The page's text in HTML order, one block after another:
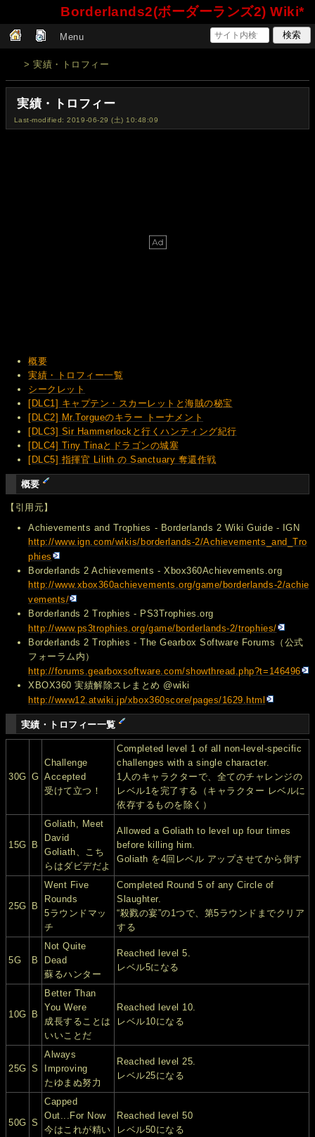
Borderlands2(ボーダーランズ2) Wiki*
Menu
> 実績・トロフィー
実績・トロフィー
Last-modified: 2019-06-29 (土) 10:48:09
概要
実績・トロフィー一覧
シークレット
[DLC1] キャプテン・スカーレットと海賊の秘宝
[DLC2] Mr.Torgueのキラー トーナメント
[DLC3] Sir Hammerlockと行くハンティング紀行
[DLC4] Tiny Tinaとドラゴンの城塞
[DLC5] 指揮官 Lilith の Sanctuary 奪還作戦
概要
【引用元】
Achievements and Trophies - Borderlands 2 Wiki Guide - IGN
http://www.ign.com/wikis/borderlands-2/Achievements_and_Tro
phies
Borderlands 2 Achievements - Xbox360Achievements.org
http://www.xbox360achievements.org/game/borderlands-2/achie
vements/
Borderlands 2 Trophies - PS3Trophies.org
http://www.ps3trophies.org/game/borderlands-2/trophies/
Borderlands 2 Trophies - The Gearbox Software Forums（公式
フォーラム内）
http://forums.gearboxsoftware.com/showthread.php?t=146496
XBOX360 実績解除スレまとめ @wiki
http://www12.atwiki.jp/xbox360score/pages/1629.html
実績・トロフィー一覧
30G G
Challenge
Accepted
受けて立つ！
Completed level 1 of all non-level-specific
challenges with a single character.
1人のキャラクターで、全てのチャレンジの
レベル1を完了する（キャラクター レベルに
依存するものを除く）
15G B
Goliath, Meet
David
Goliath、こち
らはダビデだよ
Allowed a Goliath to level up four times
before killing him.
Goliath を4回レベル アップさせてから倒す
25G B
Went Five
Rounds
5ラウンドマッ
チ
Completed Round 5 of any Circle of
Slaughter.
“殺戮の宴”の1つで、第5ラウンドまでクリア
する
5G B
Not Quite
Dead
蘇るハンター
Reached level 5.
レベル5になる
10G B
Better Than
You Were
成長することは
いいことだ
Reached level 10.
レベル10になる
25G S
Always
Improving
たゆまぬ努力
Reached level 25.
レベル25になる
50G S
Capped
Out...For Now
今はこれが精い
Reached level 50
レベル50になる